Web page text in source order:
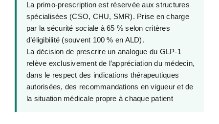
La primo-prescription est réservée aux structures
spécialisées (CSO, CHU, SMR). Prise en charge
par la sécurité sociale à 65 % selon critères
d’éligibilité (souvent 100 % en ALD).
La décision de prescrire un analogue du GLP-1
relève exclusivement de l’appréciation du médecin,
dans le respect des indications thérapeutiques
autorisées, des recommandations en vigueur et de
la situation médicale propre à chaque patient